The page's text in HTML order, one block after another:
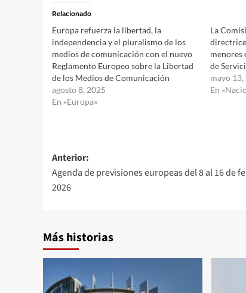
Relacionado
Europa refuerza la libertad, la
independencia y el pluralismo de los
medios de comunicación con el nuevo
Reglamento Europeo sobre la Libertad
de los Medios de Comunicación
agosto 8, 2025
En «Europa»
La
menores
de
mayo 13,
En
Navegación
de
entradas
Anterior:
Agenda de previsiones europeas del 8 al 16 de
2026
Más historias